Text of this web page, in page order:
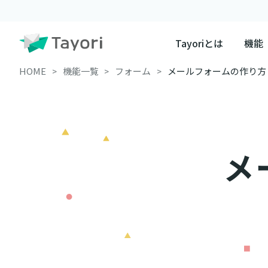
Tayoriとは 機能
HOME 機能一覧 フォーム メールフォームの作り方
メ